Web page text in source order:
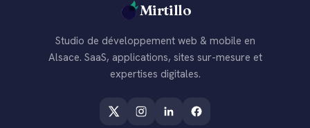
Mirtillo
Studio de développement web & mobile en
Alsace. SaaS, applications, sites sur-mesure et
expertises digitales.